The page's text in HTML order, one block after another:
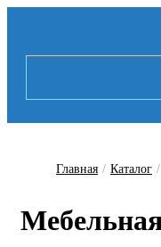
Главная / Каталог /